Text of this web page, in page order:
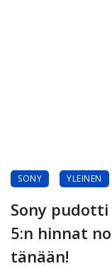
SONY YLEINEN
Sony
5:n hinnat
tänään!